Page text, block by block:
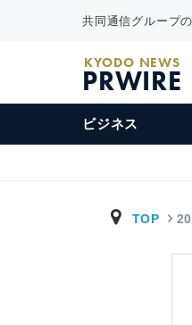
共同通信グループ
KYODO NEWS
PRWIRE
ビジネス
TOP